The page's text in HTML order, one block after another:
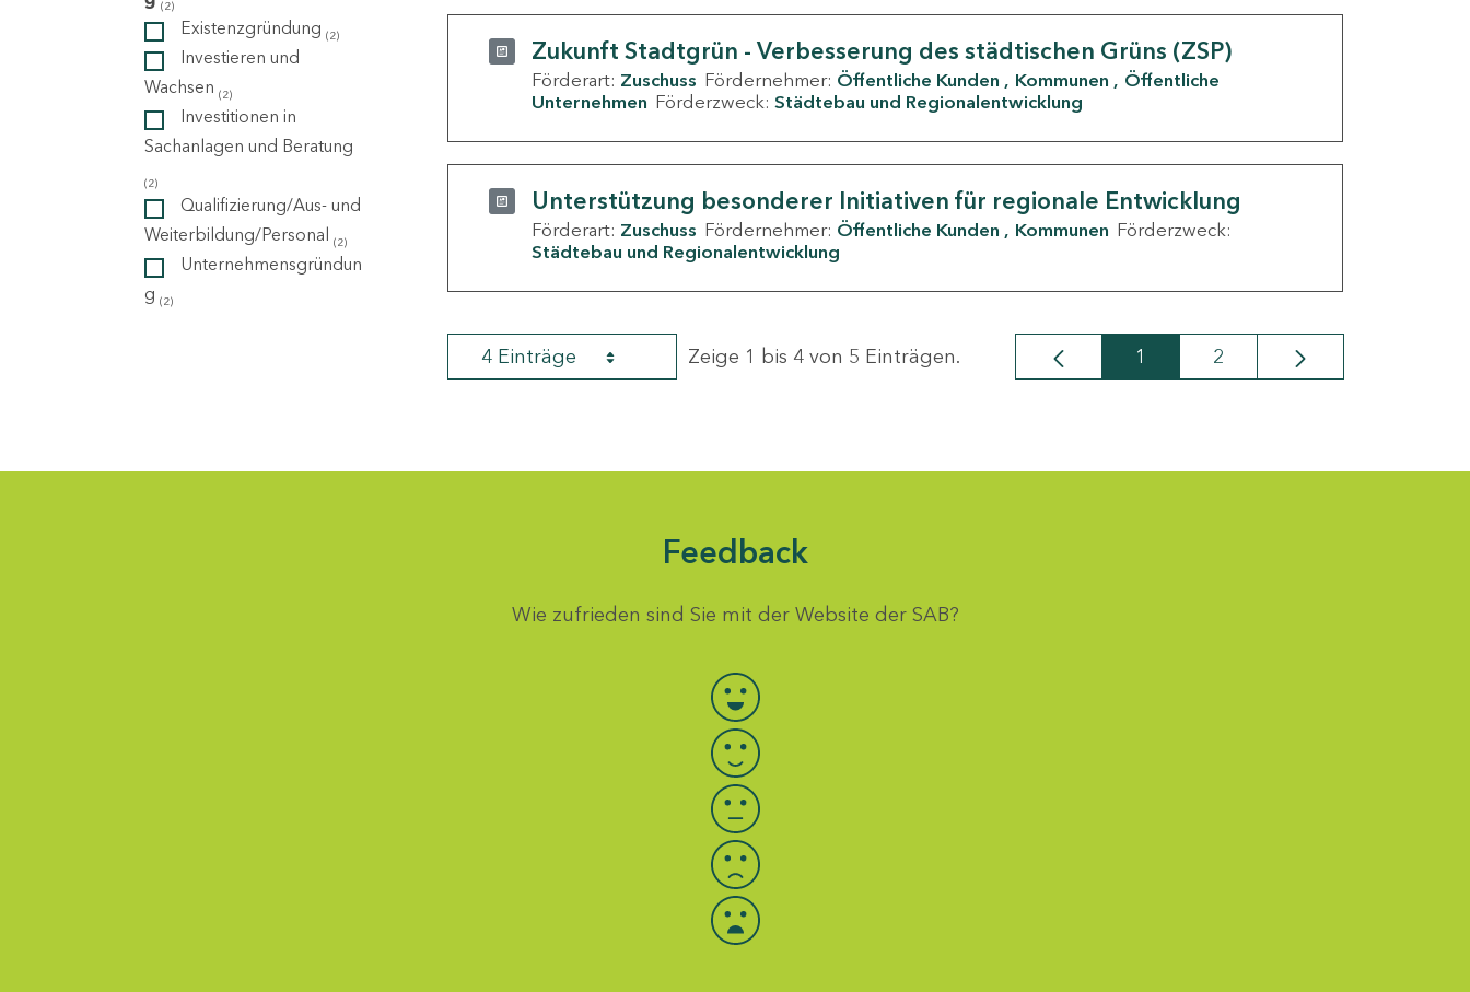
(2)
Existenzgründung (2)
Investieren und
Wachsen (2)
Investitionen in
Sachanlagen und Beratung
(2)
Qualifizierung/Aus- und
Weiterbildung/Personal (2)
Unternehmensgründun
g (2)
Zukunft Stadtgrün - Verbesserung des städtischen Grüns (ZSP)
Förderart: Zuschuss Fördernehmer: Öffentliche Kunden Kommunen
Öffentliche
Unternehmen Förderzweck: Städtebau und Regionalentwicklung
Unterstützung besonderer Initiativen für regionale Entwicklung
Förderart: Zuschuss Fördernehmer: Öffentliche Kunden Kommunen Förderzweck:
Städtebau und Regionalentwicklung
4 Einträge Zeige 1 bis 4 von 5 Einträgen. Seite
1 Seite
2
Feedback
Wie zufrieden sind Sie mit der Website der SAB?
Bewertung auswählen